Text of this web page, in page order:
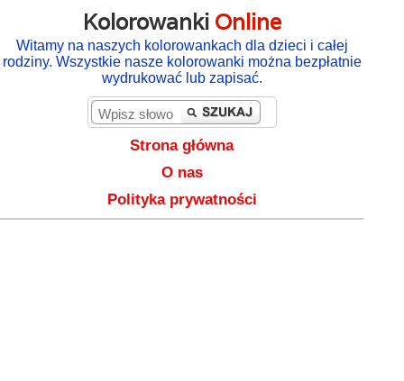
Kolorowanki Online
Witamy na naszych kolorowankach dla dzieci i całej
rodziny. Wszystkie nasze kolorowanki można bezpłatnie
wydrukować lub zapisać.
Strona główna
O nas
Polityka prywatności